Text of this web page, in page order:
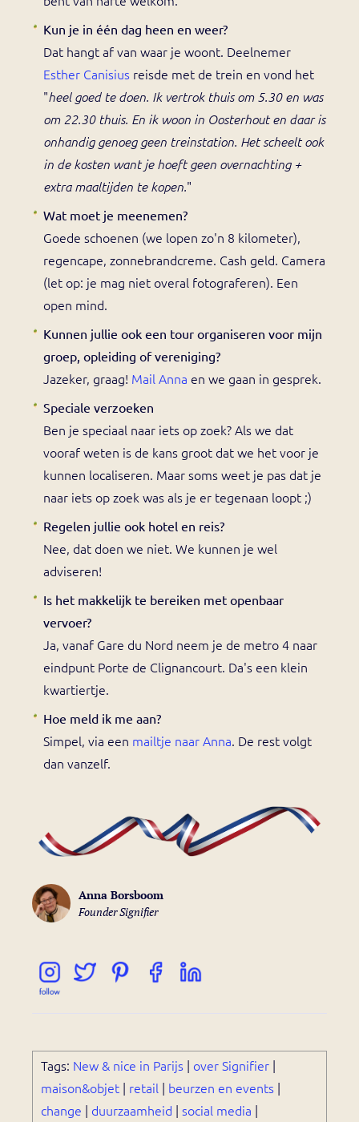
Kun je in één dag heen en weer?
Dat hangt af van waar je woont. Deelnemer
Esther Canisius reisde met de trein en vond het
"heel goed te doen. Ik vertrok thuis om 5.30 en was
om 22.30 thuis. En ik woon in Oosterhout en daar is
onhandig genoeg geen treinstation. Het scheelt ook
in de kosten want je hoeft geen overnachting +
extra maaltijden te kopen. "
Wat moet je meenemen?
Goede schoenen (we lopen zo'n 8 kilometer),
regencape, zonnebrandcreme. Cash geld. Camera
(let op: je mag niet overal fotograferen). Een
open mind.
Kunnen jullie ook een tour organiseren voor mijn
groep, opleiding of vereniging?
Jazeker, graag! Mail Anna en we gaan in gesprek.
Speciale verzoeken
Ben je speciaal naar iets op zoek? Als we dat
vooraf weten is de kans groot dat we het voor je
kunnen localiseren. Maar soms weet je pas dat je
naar iets op zoek was als je er tegenaan loopt ;)
Regelen jullie ook hotel en reis?
Nee, dat doen we niet. We kunnen je wel
adviseren!
Is het makkelijk te bereiken met openbaar
vervoer?
Ja, vanaf Gare du Nord neem je de metro 4 naar
eindpunt Porte de Clignancourt. Da's een klein
kwartiertje.
Hoe meld ik me aan?
Simpel, via een mailtje naar Anna. De rest volgt
dan vanzelf.
Anna Borsboom
Founder Signifier
Tags: New & nice in Parijs | over Signifier |
maison&objet | retail | beurzen en events |
change | duurzaamheid | social media |